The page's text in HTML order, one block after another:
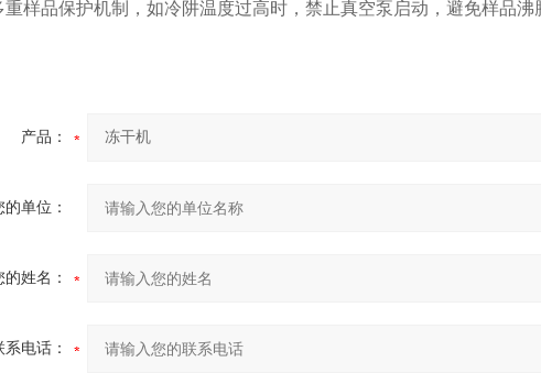
品保护机制，如冷阱温度过高时，禁止真空泵启动，避免样品沸
产品：
的单位：
的姓名：
系电话：